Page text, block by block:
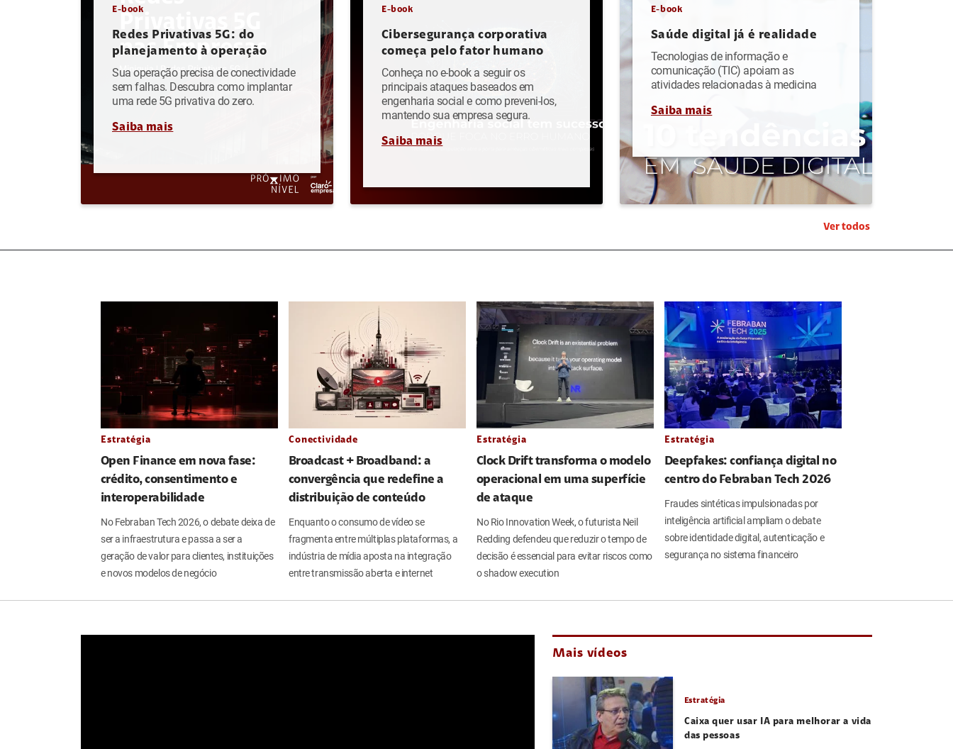
E-book
Redes Privativas 5G: do
planejamento à operação
Sua operação precisa de conectividade
sem falhas. Descubra como implantar
uma rede 5G privativa do zero.
Saiba mais
E-book
Cibersegurança corporativa
começa pelo fator humano
Conheça no e-book a seguir os
principais ataques baseados em
engenharia social e como preveni-los,
mantendo sua empresa segura.
Saiba mais
E-book
Saúde digital já é realidade
Tecnologias de informação e
comunicação (TIC) apoiam as
atividades relacionadas à medicina
Saiba mais
Ver todos
Estratégia
Open Finance em nova fase:
crédito, consentimento e
interoperabilidade
No Febraban Tech 2026, o debate deixa de
ser a infraestrutura e passa a ser a
geração de valor para clientes, instituições
e novos modelos de negócio
Conectividade
Broadcast + Broadband: a
convergência que redefine a
distribuição de conteúdo
Enquanto o consumo de vídeo se
fragmenta entre múltiplas plataformas, a
indústria de mídia aposta na integração
entre transmissão aberta e internet
Estratégia
Clock Drift transforma o modelo
operacional em uma superfície
de ataque
No Rio Innovation Week, o futurista Neil
Redding defendeu que reduzir o tempo de
decisão é essencial para evitar riscos como
o shadow execution
Estratégia
Deepfakes: confiança digital no
centro do Febraban Tech 2026
Fraudes sintéticas impulsionadas por
inteligência artificial ampliam o debate
sobre identidade digital, autenticação e
segurança no sistema financeiro
Mais vídeos
Estratégia
Caixa quer usar IA para melhorar a vida
das pessoas